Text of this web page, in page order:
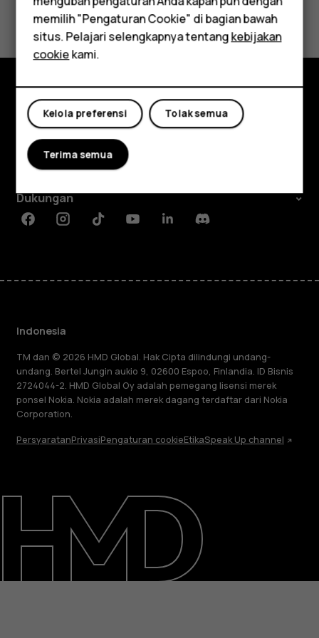
Aksesori
Tablet
Ya Tidak
Jelajahi
Tentang
Planet and people
Dukungan
FacebookInstagramTiktokYoutubeLinkedinDiscord
Indonesia
TM dan © 2026 HMD Global. Hak Cipta dilindungi undang-
undang. Bertel Jungin aukio 9, 02600 Espoo, Finlandia. ID Bisnis
2724044-2. HMD Global Oy adalah pemegang lisensi merek
ponsel Nokia. Nokia adalah merek dagang terdaftar dari Nokia
Corporation.
PersyaratanPrivasiPengaturan cookieEtikaSpeak Up channel
memilih "Pengaturan Cookie" di bagian bawah
situs. Pelajari selengkapnya tentangkebijakan
cookiekami.
Tolak semua
Kelola preferensi
Terima semua